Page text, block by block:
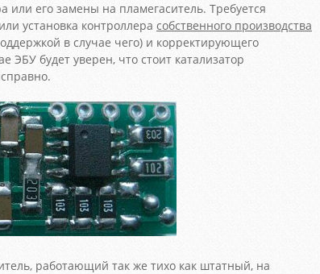
или его замены на пламегаситель. Требуется
установка контроллера собственного производства
в случае чего) и корректирующего
ЭБУ будет уверен, что стоит катализатор
работающий так же тихо как штатный, на